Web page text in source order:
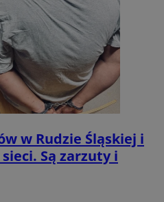
w Rudzie Śląskiej i
Są zarzuty i